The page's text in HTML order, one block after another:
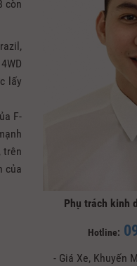
còn
lấy
F-
trên
của
Phụ trách kinh
Hotline:
- Giá Xe, Khuyến